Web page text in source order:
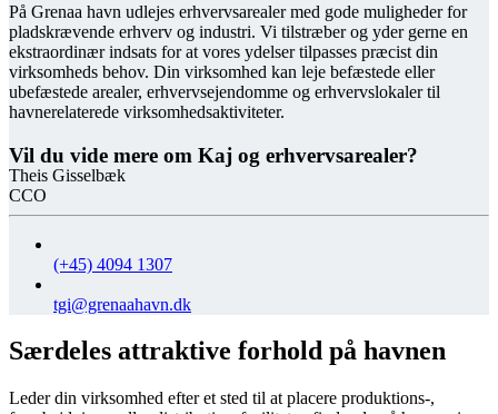
På Grenaa havn udlejes erhvervsarealer med gode muligheder for
pladskrævende erhverv og industri. Vi tilstræber og yder gerne en
ekstraordinær indsats for at vores ydelser tilpasses præcist din
virksomheds behov. Din virksomhed kan leje befæstede eller
ubefæstede arealer, erhvervsejendomme og erhvervslokaler til
havnerelaterede virksomhedsaktiviteter.
Vil du vide mere om Kaj og erhvervsarealer?
Theis Gisselbæk
CCO
(+45) 4094 1307
tgi@grenaahavn.dk
Særdeles attraktive forhold på havnen
Leder din virksomhed efter et sted til at placere produktions-,